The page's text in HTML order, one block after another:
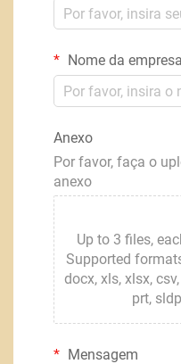
Nome da empresa
Anexo
Por favor, faça o
anexo
Up to 3 files,
Supported
docx, xls, xlsx,
prt,
Mensagem